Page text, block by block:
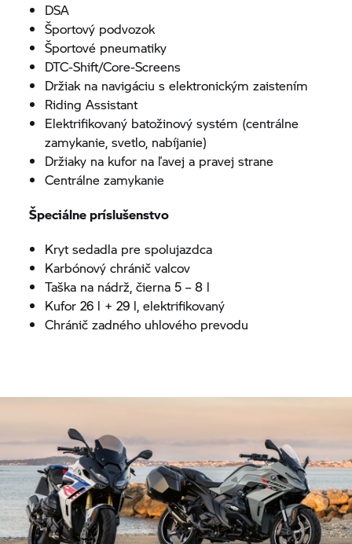
DSA
Športový podvozok
Športové pneumatiky
DTC-Shift/Core-Screens
Držiak na navigáciu s elektronickým zaistením
Riding Assistant
Elektrifikovaný batožinový systém (centrálne
zamykanie, svetlo, nabíjanie)
Držiaky na kufor na ľavej a pravej strane
Centrálne zamykanie
Špeciálne príslušenstvo
Kryt sedadla pre spolujazdca
Karbónový chránič valcov
Taška na nádrž, čierna 5 – 8 l
Kufor 26 l + 29 l, elektrifikovaný
Chránič zadného uhlového prevodu